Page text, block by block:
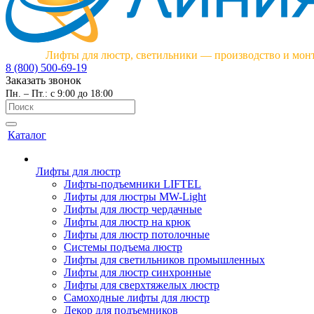
Лифты для люстр, светильники — производство и
8 (800) 500-69-19
Заказать звонок
Пн. – Пт.: с 9:00 до 18:00
Каталог
Лифты для люстр
Лифты-подъемники LIFTEL
Лифты для люстры MW-Light
Лифты для люстр чердачные
Лифты для люстр на крюк
Лифты для люстр потолочные
Системы подъема люстр
Лифты для светильников промышленных
Лифты для люстр синхронные
Лифты для сверхтяжелых люстр
Самоходные лифты для люстр
Декор для подъемников